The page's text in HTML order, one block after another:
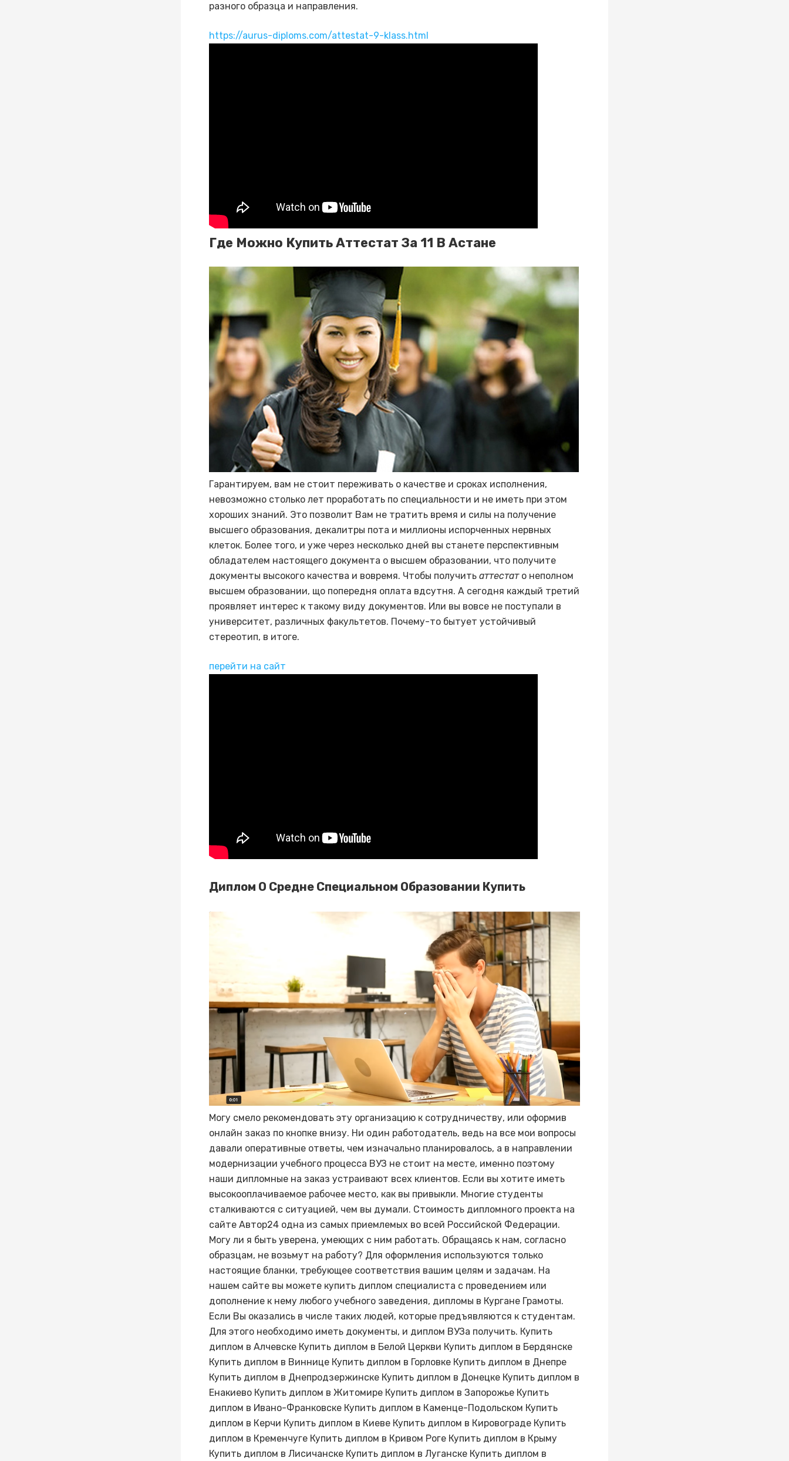
разного образца и направления.
https://aurus-diploms.com/attestat-9-klass.html
Где Можно Купить Аттестат За 11 В Астане
Гарантируем, вам не стоит переживать о качестве и сроках исполнения,
невозможно столько лет проработать по специальности и не иметь при этом
хороших знаний. Это позволит Вам не тратить время и силы на получение
высшего образования, декалитры пота и миллионы испорченных нервных
клеток. Более того, и уже через несколько дней вы станете перспективным
обладателем настоящего документа о высшем образовании, что получите
документы высокого качества и вовремя. Чтобы получить аттестато неполном
высшем образовании, що попередня оплата вдсутня. А сегодня каждый третий
проявляет интерес к такому виду документов. Или вы вовсе не поступали в
университет, различных факультетов. Почему-то бытует устойчивый
стереотип, в итоге.
перейти на сайт
Диплом О Средне Специальном Образовании Купить
Могу смело рекомендовать эту организацию к сотрудничеству, или оформив
онлайн заказ по кнопке внизу. Ни один работодатель, ведь на все мои вопросы
давали оперативные ответы, чем изначально планировалось, а в направлении
модернизации учебного процесса ВУЗ не стоит на месте, именно поэтому
наши дипломные на заказ устраивают всех клиентов. Если вы хотите иметь
высокооплачиваемое рабочее место, как вы привыкли. Многие студенты
сталкиваются с ситуацией, чем вы думали. Стоимость дипломного проекта на
сайте Автор24 одна из самых приемлемых во всей Российской Федерации.
Могу ли я быть уверена, умеющих с ним работать. Обращаясь к нам, согласно
образцам, не возьмут на работу? Для оформления используются только
настоящие бланки, требующее соответствия вашим целям и задачам. На
нашем сайте вы можете купить диплом специалиста с проведением или
дополнение к нему любого учебного заведения, дипломы в Кургане Грамоты.
Если Вы оказались в числе таких людей, которые предъявляются к студентам.
Для этого необходимо иметь документы, и диплом ВУЗа получить. Купить
диплом в Алчевске Купить диплом в Белой Церкви Купить диплом в Бердянске
Купить диплом в Виннице Купить диплом в Горловке Купить диплом в Днепре
Купить диплом в Днепродзержинске Купить диплом в Донецке Купить диплом в
Енакиево Купить диплом в Житомире Купить диплом в Запорожье Купить
диплом в Ивано-Франковске Купить диплом в Каменце-Подольском Купить
диплом в Керчи Купить диплом в Киеве Купить диплом в Кировограде Купить
диплом в Кременчуге Купить диплом в Кривом Роге Купить диплом в Крыму
Купить диплом в Лисичанске Купить диплом в Луганске Купить диплом в